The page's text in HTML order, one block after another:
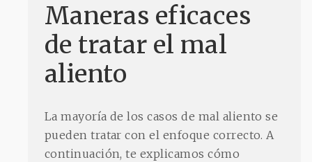
Maneras eficaces
de tratar el mal
aliento
La mayoría de los casos de mal aliento se
pueden tratar con el enfoque correcto. A
continuación, te explicamos cómo